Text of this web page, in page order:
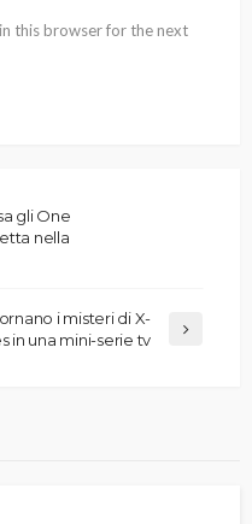
this browser for the next
gli One
nella
i misteri di X-
in una mini-serie tv